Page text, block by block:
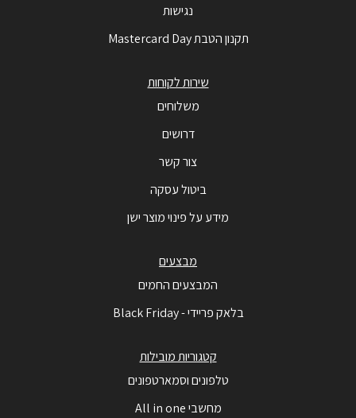
נגישות
תקנון הטבת Mastercard Day
שירות לקוחות
משלוחים
דרושים
צור קשר
ביטול עסקה
מידע על פינוי מוצר ישן
מבצעים
המבצעים החמים
בלאק פריידי - Black Friday
קטגוריות מובילות
טלפונים וסמארטפונים
מחשבי All in one